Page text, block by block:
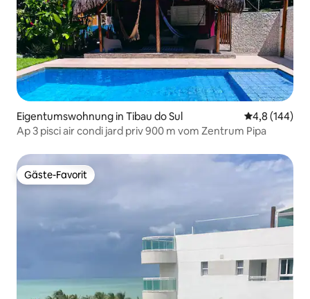
Eigentumswohnung in Tibau do Sul
4,8 (144)
Ap 3 pisci air condi jard priv 900 m vom Zentrum Pipa
Gäste-Favorit
Gäste-Favorit